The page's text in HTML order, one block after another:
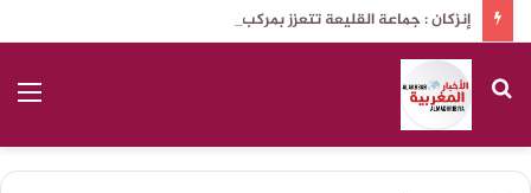
بحث
عن